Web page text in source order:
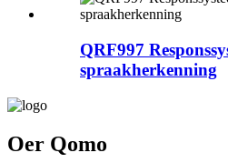
QRF997
spraakherkenning
Oer Qomo